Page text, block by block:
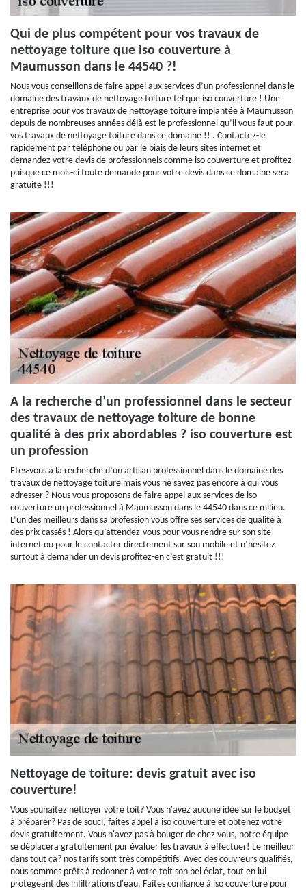
Qui de plus compétent pour vos travaux de
nettoyage toiture que iso couverture à
Maumusson dans le 44540 ?!
Nous vous conseillons de faire appel aux services d’un professionnel dans le
domaine des travaux de nettoyage toiture tel que iso couverture ! Une
entreprise pour vos travaux de nettoyage toiture implantée à Maumusson
depuis de nombreuses années déjà est le professionnel qu’il vous faut pour
vos travaux de nettoyage toiture dans ce domaine !! . Contactez-le
rapidement par téléphone ou par le biais de leurs sites internet et
demandez votre devis de professionnels comme iso couverture et profitez
puisque ce mois-ci toute demande pour votre devis dans ce domaine sera
gratuite !!!
A la recherche d’un professionnel dans le secteur
des travaux de nettoyage toiture de bonne
qualité à des prix abordables ? iso couverture est
un profession
Etes-vous à la recherche d’un artisan professionnel dans le domaine des
travaux de nettoyage toiture mais vous ne savez pas encore à qui vous
adresser ? Nous vous proposons de faire appel aux services de iso
couverture un professionnel à Maumusson dans le 44540 dans ce milieu.
L’un des meilleurs dans sa profession vous offre ses services de qualité à
des prix cassés ! Alors qu’attendez-vous pour vous rendre sur son site
internet ou pour le contacter directement sur son mobile et n’hésitez
surtout à demander un devis profitez-en c’est gratuit !!!
Nettoyage de toiture: devis gratuit avec iso
couverture!
Vous souhaitez nettoyer votre toit? Vous n'avez aucune idée sur le budget
à préparer? Pas de souci, faites appel à iso couverture et obtenez votre
devis gratuitement. Vous n'avez pas à bouger de chez vous, notre équipe
se déplacera gratuitement pur évaluer les travaux à effectuer! Le meilleur
dans tout ça? nos tarifs sont très compétitifs. Avec des couvreurs qualifiés,
nous sommes prêts à redonner à votre toit son bel éclat, tout en lui
protégeant des infiltrations d'eau. Faites confiance à iso couverture pour